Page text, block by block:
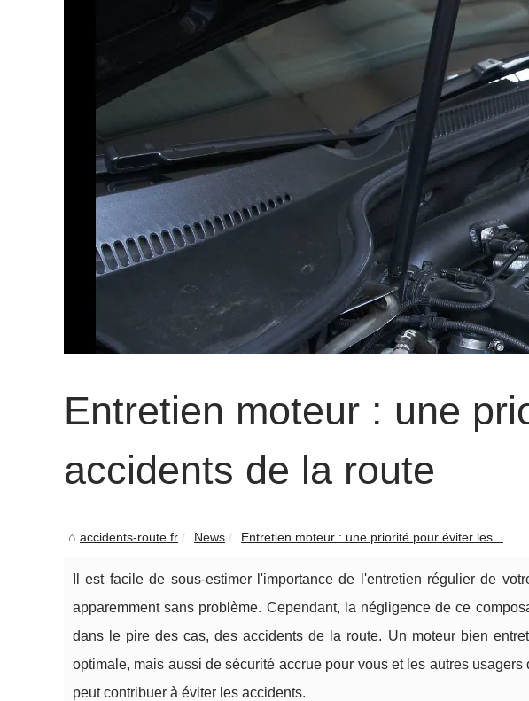
Entretien moteur : une
accidents de la route
accidents-route.fr News Entretien moteur : une priorité pour éviter les...
Il est facile de sous-estimer l'importance de l'entretien régulier de
apparemment sans problème. Cependant, la négligence de ce
dans le pire des cas, des accidents de la route. Un moteur bien
optimale, mais aussi de sécurité accrue pour vous et les autres
peut contribuer à éviter les accidents.